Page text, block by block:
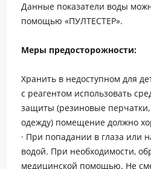
Данные показатели воды
помощью «ПУЛТЕСТЕР».
Меры предосторожности:
Хранить в недоступном для
с реагентом использовать
защиты (резиновые
одежду) помещение должно
· При попадании в глаза или
водой. При необходимости,
медицинской помощью. Не